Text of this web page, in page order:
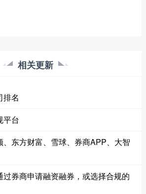
相关更新
排名
平台
、东方财富、雪球、券商APP、大智
券商申请融资融券，或选择合规的